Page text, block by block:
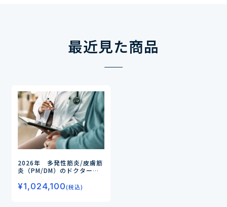
最近見た商品
2026年 多発性筋炎/皮膚筋
炎（PM/DM）のドクター調
ンメットニーズ/抗体製剤・
CAR-T療法における期待度
¥1,024,100(税込)